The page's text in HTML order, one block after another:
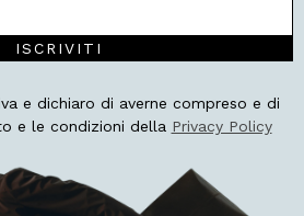
ISCRIVITI
e dichiaro di averne compreso e di
e le condizioni della Privacy Policy